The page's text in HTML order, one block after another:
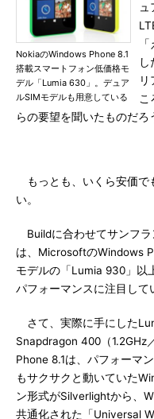
NokiaのWindows Phone 8.1
搭載スマートフォン低価格モ
デル「Lumia 630」。デュア
ルSIMモデルも用意している
こ
らの要望を聞いたものだろ
もっとも、いくら安価で
い。
Buildに合わせてサンフラ
は、MicrosoftのWindows
モデルの「Lumia 930」以
パフォーマンスに注目して
さて、実際に手にした
Snapdragon 400（1.2GHz
Phone 8.1は、パフォーマ
もサクサクと動いていた
ン形式がSilverlightから、
共通化された「Universal